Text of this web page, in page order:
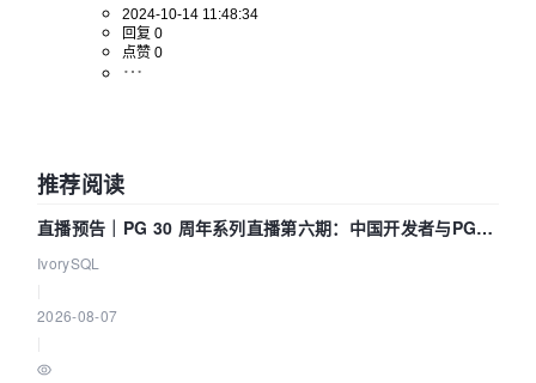
2024-10-14 11:48:34
回复 0
点赞 0
推荐阅读
直播预告｜PG 30 周年系列直播第六期：中国开发者与PG内
核——我们改得动吗？我们贡献了什么？
IvorySQL
2026-08-07